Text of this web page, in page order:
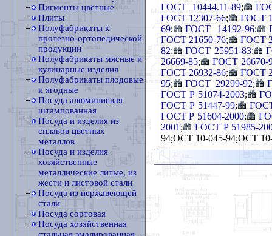
Пигменты цветные
Плиты
Полуфабрикаты к
протезно-ортопедической
продукции
Полуфабрикаты мясные и
кулинарные изделия
Полуфабрикаты плодовые
и ягодные
Посуда алюминиевая
штампованная
Посуда и изделия из
сплавов цветных
металлов
Посуда и изделия
хозяйственные
металлические литые, из
жести и листовой стали
Посуда из нержавеющей
стали
Посуда сортовая
Посуда хозяйственная
ГОСТ 10444.11-89;
ГОСТ 12307-66;
ГОСТ
69; ГОСТ 14192-96;
ГОСТ 21650-76;
ГОСТ
82; ГОСТ 25951-83;
26669-85;
ГОСТ 26670-
ГОСТ 26932-86;
ГОСТ
95; ГОСТ 29299-92;
ГОСТ Р 51074-2003;
ГОСТ Р 51447-99;
ГОСТ Р 51604-2000;
2001 ;
ГОСТ Р 51985-
94;ОСТ 10-045-94;ОСТ